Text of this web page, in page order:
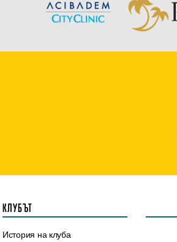
КЛУБЪТ
История на клуба